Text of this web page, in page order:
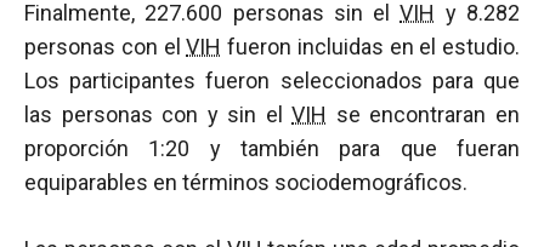
Finalmente, 227.600 personas sin elVIH y 8.282
personas con elVIH fueron incluidas en el estudio.
Los participantes fueron seleccionados para que
las personas con y sin elVIH se encontraran en
proporción 1:20 y también para que fueran
equiparables en términos sociodemográficos.